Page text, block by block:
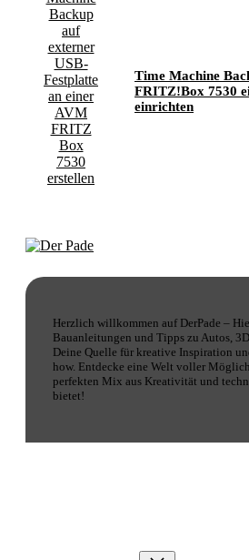
Time Machine
FRITZ!Box 7530
einrichten
Herzlich willkommen auf DerPade –
Bauanleitungen und Tipps zu Autos,
Deine Quelle für kreative Inspiration
how. Entdecke eine Welt voller
perfekten Mix aus Kreativität und
bietet!